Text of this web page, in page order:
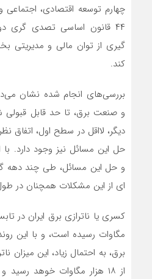
چهارم توسعه اقتصادی، اجتماعی
۴۴ قانون اساسی تصدی گری
گیری از توان مالی و
کند.
بررسی‌های انجام شده نشان
و صنعت برق، تا حد قابل قبولی
دیگر، لااقل در سطح اول، اتفاق
حل این مسائل نیز وجود دارد. با
و حل این مسائل، طی چند دهه
ای از این مشکلات همچنان در
مگاوات رسیده است، و با این
از ۱۸ هزار مگاوات خوهد